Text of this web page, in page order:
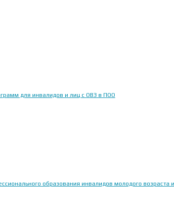
для инвалидов и лиц с ОВЗ в ПОО
образования инвалидов молодого